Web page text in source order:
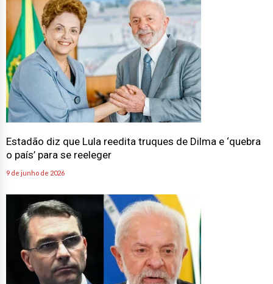
Estadão diz que Lula reedita truques de Dilma e ‘quebra
o país’ para se reeleger
9 de junho de 2026